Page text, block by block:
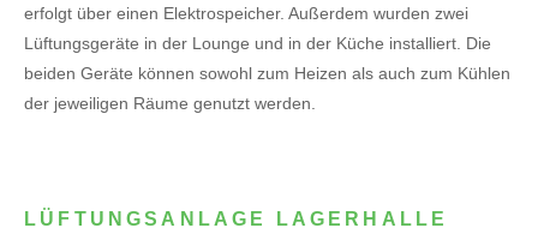
erfolgt über einen Elektrospeicher. Außerdem wurden zwei
Lüftungsgeräte in der Lounge und in der Küche installiert. Die
beiden Geräte können sowohl zum Heizen als auch zum Kühlen
der jeweiligen Räume genutzt werden.
LÜFTUNGSANLAGE LAGERHALLE